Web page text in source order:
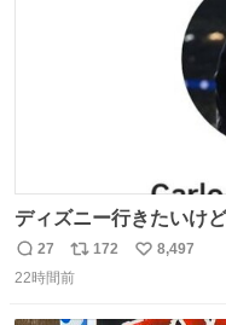
ディズニー行きたいけ
居ない… ほんでこれ
返
信
27
リ
ポ
172
い
8,497
22時間前